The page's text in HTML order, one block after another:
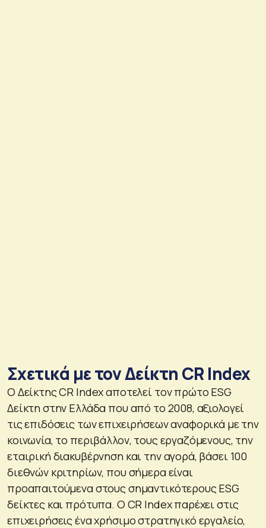
Σχετικά με τον Δείκτη CR Index
O Δείκτης CR Index αποτελεί τον πρώτο ESG
Δείκτη στην Ελλάδα που από το 2008, αξιολογεί
τις επιδόσεις των επιχειρήσεων αναφορικά με την
κοινωνία, το περιβάλλον, τους εργαζόμενους, την
εταιρική διακυβέρνηση και την αγορά, βάσει 100
διεθνών κριτηρίων, που σήμερα είναι
προαπαιτούμενα στους σημαντικότερους ESG
δείκτες και πρότυπα. Ο CR Index παρέχει στις
επιχειρήσεις ένα χρήσιμο στρατηγικό εργαλείο,